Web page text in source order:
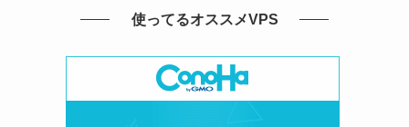
使ってるオススメVPS